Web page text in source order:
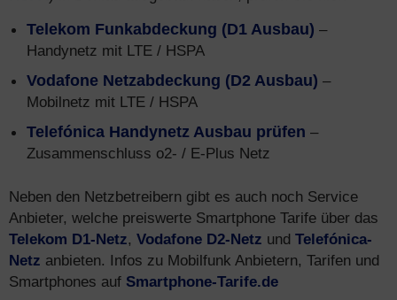
Telekom Funkabdeckung (D1 Ausbau) –
Handynetz mit LTE / HSPA
Vodafone Netzabdeckung (D2 Ausbau) –
Mobilnetz mit LTE / HSPA
Telefónica Handynetz Ausbau prüfen –
Zusammenschluss o2- / E-Plus Netz
Neben den Netzbetreibern gibt es auch noch Service
Anbieter, welche preiswerte Smartphone Tarife über das
Telekom D1-Netz, Vodafone D2-Netz und Telefónica-
Netz anbieten. Infos zu Mobilfunk Anbietern, Tarifen und
Smartphones auf Smartphone-Tarife.de